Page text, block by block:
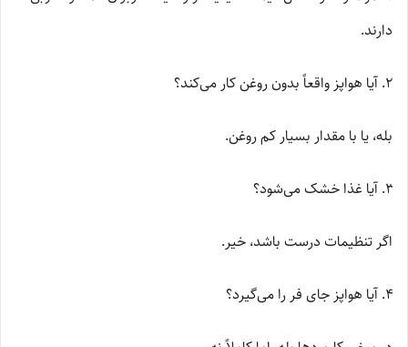
دارند.
آیا هواپز واقعاً بدون روغن کار می‌کند؟
بله، یا با مقدار بسیار کم روغن.
آیا غذا خشک می‌شود؟
اگر تنظیمات درست باشد، خیر.
آیا هواپز جای فر را می‌گیرد؟